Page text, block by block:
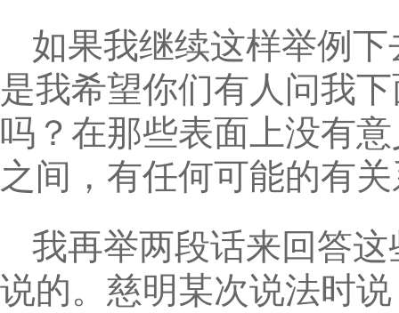
如果我继续这样举例
是我希望你们有人问我
吗？在那些表面上没有
之间，有任何可能的有
我再举两段话来回答
说的。慈明某次说法时